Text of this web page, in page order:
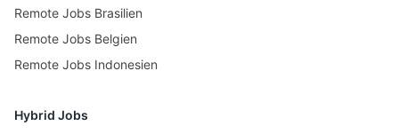
Remote Jobs Brasilien
Remote Jobs Belgien
Remote Jobs Indonesien
Hybrid Jobs